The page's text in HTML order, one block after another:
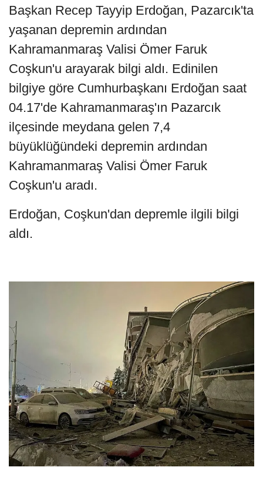
Başkan Recep Tayyip Erdoğan, Pazarcık'ta
yaşanan depremin ardından
Kahramanmaraş Valisi Ömer Faruk
Coşkun'u arayarak bilgi aldı. Edinilen
bilgiye göre Cumhurbaşkanı Erdoğan saat
04.17'de Kahramanmaraş'ın Pazarcık
ilçesinde meydana gelen 7,4
büyüklüğündeki depremin ardından
Kahramanmaraş Valisi Ömer Faruk
Coşkun'u aradı.
Erdoğan, Coşkun'dan depremle ilgili bilgi
aldı.